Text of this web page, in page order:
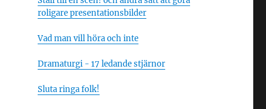
roligare presentationsbilder
Vad man vill höra och inte
Dramaturgi - 17 ledande stjärnor
Sluta ringa folk!